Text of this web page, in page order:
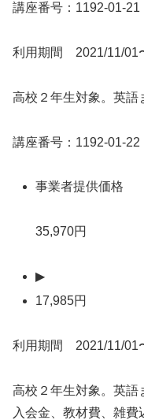
講座番号：1192-01-21
利用期間 2021/11/01
高校２年生対象。英語
講座番号：1192-01-22
事業者提供価格
35,970円
▶
17,985円
利用期間 2021/11/01
高校２年生対象。英語
入会金、教材費、雑費